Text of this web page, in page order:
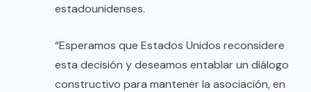
estadounidenses.
“Esperamos que Estados Unidos reconsidere
esta decisión y deseamos entablar un diálogo
constructivo para mantener la asociación, en